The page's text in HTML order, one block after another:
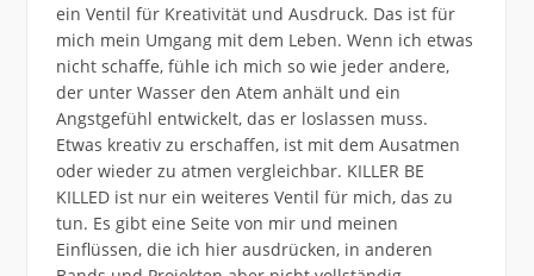
ein Ventil für Kreativität und Ausdruck. Das ist für
mich mein Umgang mit dem Leben. Wenn ich etwas
nicht schaffe, fühle ich mich so wie jeder andere,
der unter Wasser den Atem anhält und ein
Angstgefühl entwickelt, das er loslassen muss.
Etwas kreativ zu erschaffen, ist mit dem Ausatmen
oder wieder zu atmen vergleichbar. KILLER BE
KILLED ist nur ein weiteres Ventil für mich, das zu
tun. Es gibt eine Seite von mir und meinen
Einflüssen, die ich hier ausdrücken, in anderen